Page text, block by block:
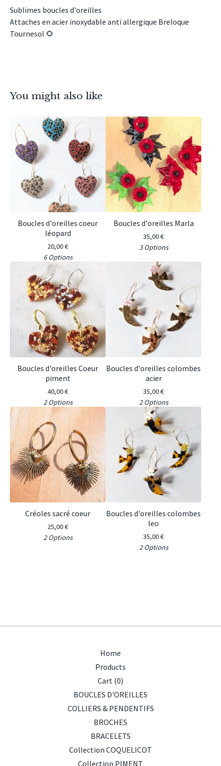
Sublimes boucles d'oreilles
Attaches en acier inoxydable anti allergique Breloque
Tournesol 🌻
You might also like
Boucles d'oreilles coeur
léopard
20,00€
6 Options
Boucles d'oreilles Marla
35,00€
3 Options
Boucles d'oreilles Coeur
piment
40,00€
2 Options
Boucles d'oreilles colombes
acier
35,00€
2 Options
Créoles sacré coeur
25,00€
2 Options
Boucles d'oreilles colombes
leo
35,00€
2 Options
Home
Products
Cart (0)
BOUCLES D'OREILLES
COLLIERS & PENDENTIFS
BROCHES
BRACELETS
Collection COQUELICOT
Collection PIMENT